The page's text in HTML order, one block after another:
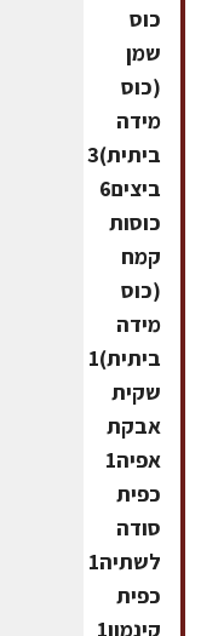
כוס
שמן
(כוס
מידה
ביתית)3
ביצים6
כוסות
קמח
(כוס
מידה
ביתית)1
שקית
אבקת
אפיה1
כפית
סודה
לשתיה1
כפית
קינמון1